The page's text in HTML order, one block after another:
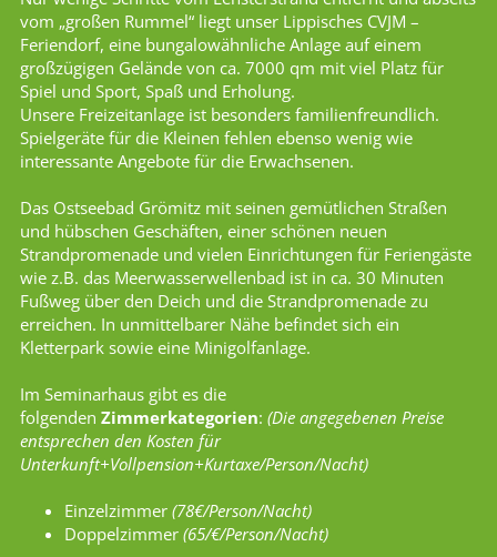
vom „großen Rummel“ liegt unser Lippisches CVJM –
Feriendorf, eine bungalowähnliche Anlage auf einem
großzügigen Gelände von ca. 7000 qm mit viel Platz für
Spiel und Sport, Spaß und Erholung.
Unsere Freizeitanlage ist besonders familienfreundlich.
Spielgeräte für die Kleinen fehlen ebenso wenig wie
interessante Angebote für die Erwachsenen.
Das Ostseebad Grömitz mit seinen gemütlichen Straßen
und hübschen Geschäften, einer schönen neuen
Strandpromenade und vielen Einrichtungen für Feriengäste
wie z.B. das Meerwasserwellenbad ist in ca. 30 Minuten
Fußweg über den Deich und die Strandpromenade zu
erreichen. In unmittelbarer Nähe befindet sich ein
Kletterpark sowie eine Minigolfanlage.
Im Seminarhaus gibt es die
folgenden Zimmerkategorien: (Die angegebenen Preise
entsprechen den Kosten für
Unterkunft+Vollpension+Kurtaxe/Person/Nacht)
Einzelzimmer (78€/Person/Nacht)
Doppelzimmer (65/€/Person/Nacht)